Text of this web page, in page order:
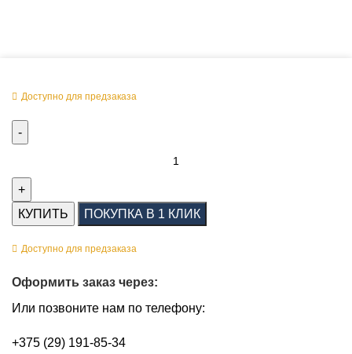
Доступно для предзаказа
КУПИТЬ ПОКУПКА В 1 КЛИК
Доступно для предзаказа
Оформить заказ через:
Или позвоните нам по телефону:
+375 (29) 191-85-34